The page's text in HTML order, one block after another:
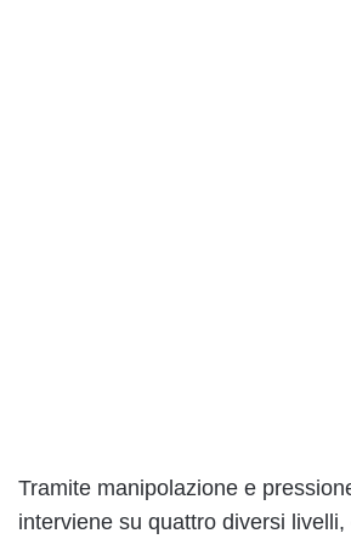
Tramite manipolazione e
interviene su quattro diversi